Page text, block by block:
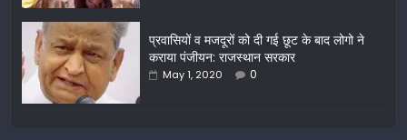
प्रवासियों व मजदूरों को दी गई छूट के बाद लोगो ने
कराया पंजीयन: राजस्थान सरकार
May 1, 2020 0